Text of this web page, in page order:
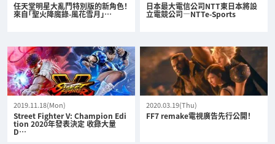
任天堂明星大亂鬥特別版的新角色！
來自「聖火降魔錄-風花雪月」…
日本最大電信公司NTT東日本將設
立電競公司—NTTe-Sports
2019.11.18(Mon)
Street Fighter V: Champion Edi
tion 2020年發表決定 收錄大量
D…
2020.03.19(Thu)
FF7 remake電視廣告先行公開！